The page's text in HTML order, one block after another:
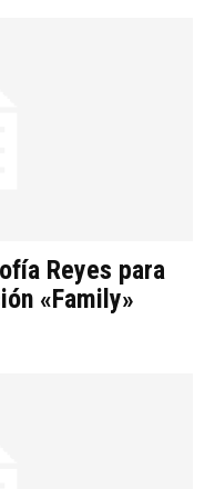
Reyes para
«Family»